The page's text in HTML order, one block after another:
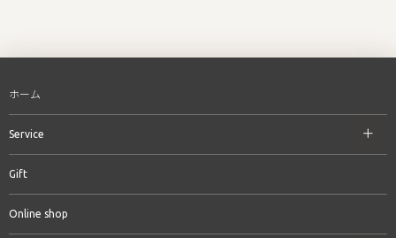
ホーム
Service
Gift
Online shop